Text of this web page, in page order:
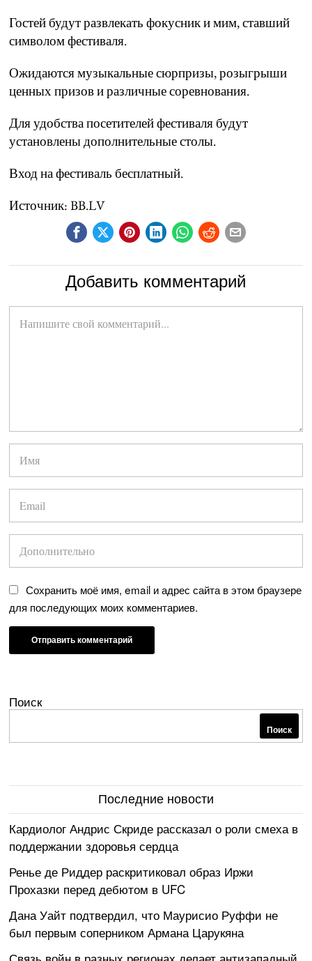
Гостей будут развлекать фокусник и мим, ставший
символом фестиваля.
Ожидаются музыкальные сюрпризы, розыгрыши
ценных призов и различные соревнования.
Для удобства посетителей фестиваля будут
установлены дополнительные столы.
Вход на фестиваль бесплатный.
Источник: BB.LV
Добавить комментарий
Сохранить моё имя, email и адрес сайта в этом браузере
для последующих моих комментариев.
Поиск
Поиск
Последние новости
Кардиолог Андрис Скриде рассказал о роли смеха в
поддержании здоровья сердца
Ренье де Риддер раскритиковал образ Иржи
Прохазки перед дебютом в UFC
Дана Уайт подтвердил, что Маурисио Руффи не
был первым соперником Армана Царукяна